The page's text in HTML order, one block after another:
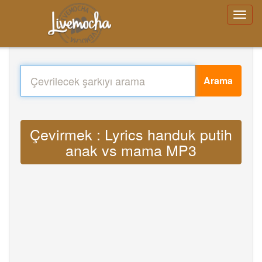
Arama
Çevirmek : Lyrics handuk putih
anak vs mama MP3